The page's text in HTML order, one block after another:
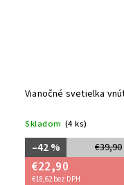
Vianočné svetielka
Skladom (4 ks)
€39,90
–42 %
€22,90
€18,62 bez DPH